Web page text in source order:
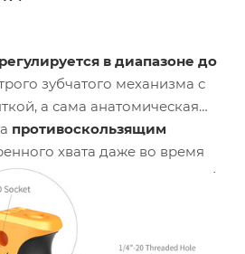
регулируется в диапазоне до
зубчатого механизма c
а сама анатомическая
противоскользящим
хвата даже во время
предусматривает
точек для монтажа
башмака
резьба 3/8"-16 с